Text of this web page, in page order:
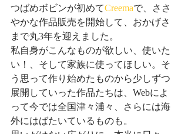
つばめボビンが初めてCreemaで、ささ
やかな作品販売を開始して、おかげさ
まで丸3年を迎えました。
私自身がこんなものが欲しい、使いた
い！、そして家族に使ってほしい。そ
う思って作り始めたものから少しずつ
展開していった作品たちは、Webによ
って今では全国津々浦々、さらには海
外にはばたいているものも。